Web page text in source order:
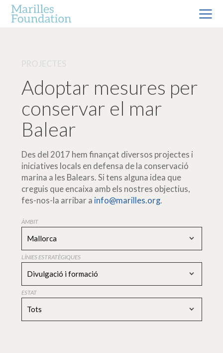
Adoptar mesures per
conservar el mar
Balear
Des del 2017 hem finançat diversos projectes i
iniciatives locals en defensa de la conservació
marina a les Balears. Si tens alguna idea que
creguis que encaixa amb els nostres objectius,
fes-nos-la arribar a info@marilles.org.
ÀMBIT
Mallorca
LÍNIES ESTRATÈGIQUES
Divulgació i formació
ESTAT
Tots